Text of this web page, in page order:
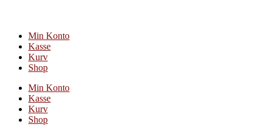
Min Konto
Kasse
Kurv
Shop
Min Konto
Kasse
Kurv
Shop